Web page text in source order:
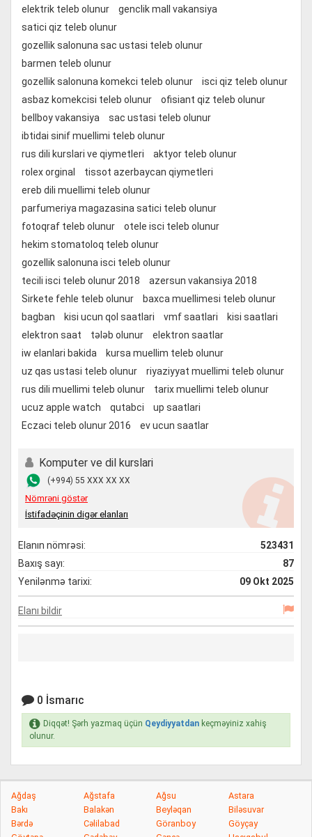
elektrik teleb olunur
genclik mall vakansiya
satici qiz teleb olunur
gozellik salonuna sac ustasi teleb olunur
barmen teleb olunur
gozellik salonuna komekci teleb olunur
isci qiz teleb olunur
asbaz komekcisi teleb olunur
ofisiant qiz teleb olunur
bellboy vakansiya
sac ustasi teleb olunur
ibtidai sinif muellimi teleb olunur
rus dili kurslari ve qiymetleri
aktyor teleb olunur
rolex orginal
tissot azerbaycan qiymetleri
ereb dili muellimi teleb olunur
parfumeriya magazasina satici teleb olunur
fotoqraf teleb olunur
otele isci teleb olunur
hekim stomatoloq teleb olunur
gozellik salonuna isci teleb olunur
tecili isci teleb olunur 2018
azersun vakansiya 2018
Sirkete fehle teleb olunur
baxca muellimesi teleb olunur
bagban
kisi ucun qol saatlari vmf saatlari
kisi saatlari
elektron saat
tələb olunur
elektron saatlar
iw elanlari bakida
kursa muellim teleb olunur
uz qas ustasi teleb olunur
riyaziyyat muellimi teleb olunur
rus dili muellimi teleb olunur
tarix muellimi teleb olunur
ucuz apple watch
qutabci
up saatlari
Eczaci teleb olunur 2016
ev ucun saatlar
Komputer ve dil kurslari
(+994) 55 XXX XX XX
Nömrəni göstər
İstifadəçinin digər elanları
Elanın nömrəsi:
523431
Baxış sayı:
87
Yenilənmə tarixi:
09 Okt 2025
Elanı bildir
0 İsmarıc
Diqqət! Şərh yazmaq üçün Qeydiyyatdan keçməyiniz xahiş
olunur.
Ağdaş Ağstafa Ağsu
Astara
Bakı
Balakən Beyləqan
Biləsuvar
Bərdə
Cəlilabad Göranboy
Göyçay